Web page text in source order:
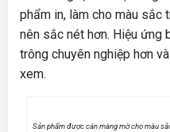
phẩm in, làm cho màu sắc
nên sắc nét hơn. Hiệu ứng
trông chuyên nghiệp hơn
xem.
Sản phẩm được cán màng mờ cho màu